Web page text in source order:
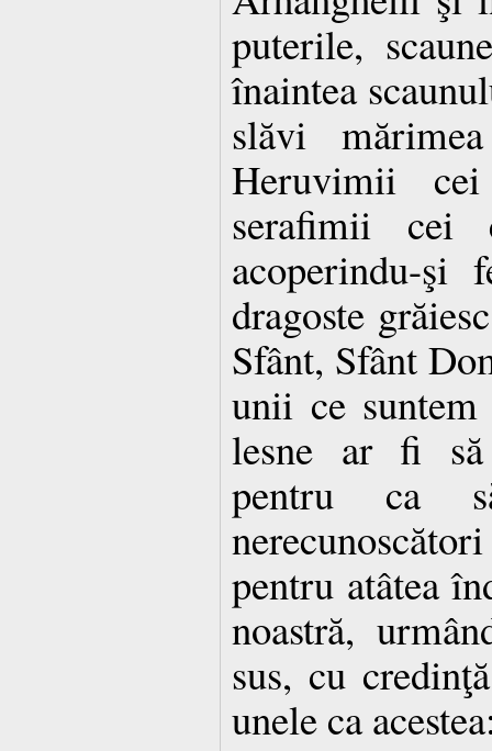
puterile,
înaintea
slăvi
Heruvimii
serafimii cei
acoperindu-
dragoste
Sfânt, Sfânt
unii ce
lesne ar fi să
pentru ca
pentru atâtea
noastră,
sus, cu
unele ca